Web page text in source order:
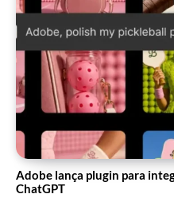
Adobe lança plugin para
ChatGPT